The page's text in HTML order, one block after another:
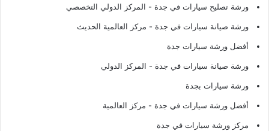
ورشة تصليح سيارات في جدة - المركز الدولي التخصصي
ورشة صيانة سيارات في جدة - مركز العالمية الحديث
أفضل ورشة سيارات جدة
ورشة صيانة سيارات في جدة - المركز الدولي
ورشة سيارات بجدة
أفضل ورشة سيارات في جدة - مركز العالمية
مركز ورشة سيارات في جدة